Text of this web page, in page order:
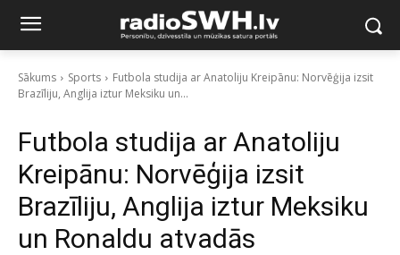
Sākums Sports
Futbola studija ar Anatoliju Kreipānu: Norvēģija izsit
Brazīliju, Anglija iztur Meksiku un...
Futbola studija ar Anatoliju
Kreipānu: Norvēģija izsit
Brazīliju, Anglija iztur Meksiku
un Ronaldu atvadās